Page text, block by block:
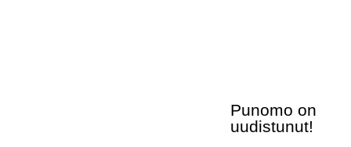
Punomo on
uudistunut!